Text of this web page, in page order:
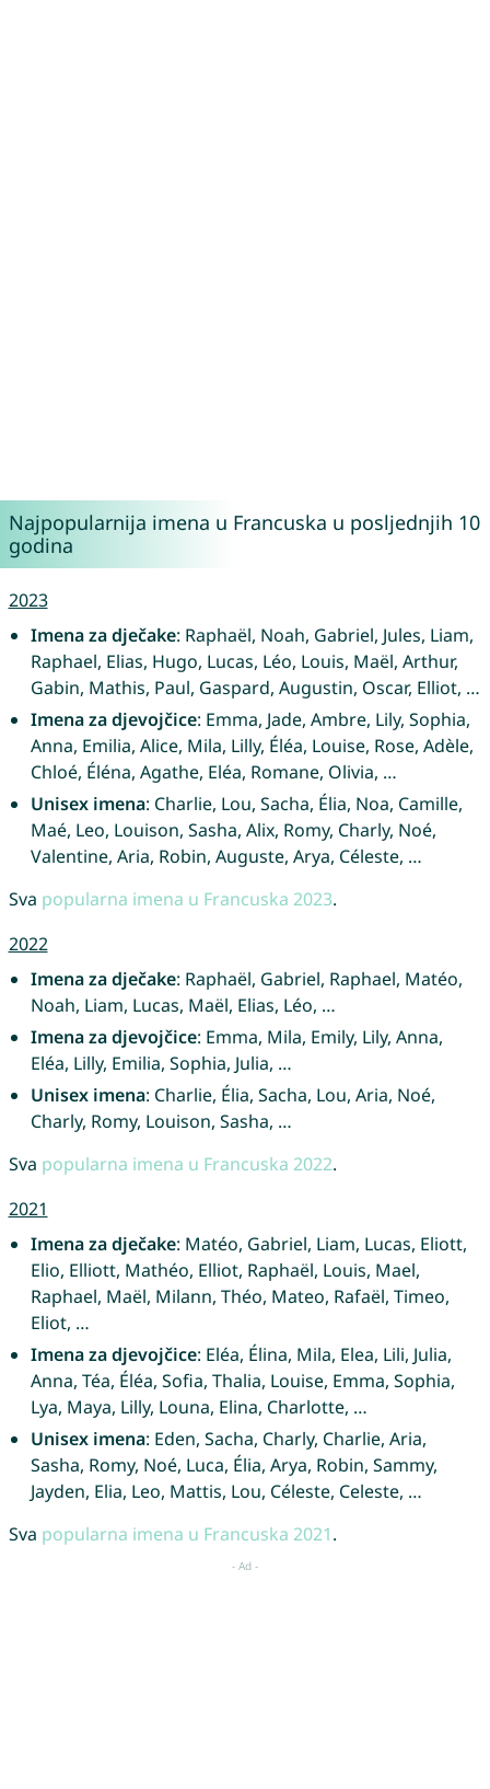
Najpopularnija imena u Francuska u posljednjih 10
godina
2023
Imena za dječake: Raphaël, Noah, Gabriel, Jules, Liam,
Raphael, Elias, Hugo, Lucas, Léo, Louis, Maël, Arthur,
Gabin, Mathis, Paul, Gaspard, Augustin, Oscar, Elliot, …
Imena za djevojčice: Emma, Jade, Ambre, Lily, Sophia,
Anna, Emilia, Alice, Mila, Lilly, Éléa, Louise, Rose, Adèle,
Chloé, Éléna, Agathe, Eléa, Romane, Olivia, …
Unisex imena: Charlie, Lou, Sacha, Élia, Noa, Camille,
Maé, Leo, Louison, Sasha, Alix, Romy, Charly, Noé,
Valentine, Aria, Robin, Auguste, Arya, Céleste, …
Sva popularna imena u Francuska 2023.
2022
Imena za dječake: Raphaël, Gabriel, Raphael, Matéo,
Noah, Liam, Lucas, Maël, Elias, Léo, …
Imena za djevojčice: Emma, Mila, Emily, Lily, Anna,
Eléa, Lilly, Emilia, Sophia, Julia, …
Unisex imena: Charlie, Élia, Sacha, Lou, Aria, Noé,
Charly, Romy, Louison, Sasha, …
Sva popularna imena u Francuska 2022.
2021
Imena za dječake: Matéo, Gabriel, Liam, Lucas, Eliott,
Elio, Elliott, Mathéo, Elliot, Raphaël, Louis, Mael,
Raphael, Maël, Milann, Théo, Mateo, Rafaël, Timeo,
Eliot, …
Imena za djevojčice: Eléa, Élina, Mila, Elea, Lili, Julia,
Anna, Téa, Éléa, Sofia, Thalia, Louise, Emma, Sophia,
Lya, Maya, Lilly, Louna, Elina, Charlotte, …
Unisex imena: Eden, Sacha, Charly, Charlie, Aria,
Sasha, Romy, Noé, Luca, Élia, Arya, Robin, Sammy,
Jayden, Elia, Leo, Mattis, Lou, Céleste, Celeste, …
Sva popularna imena u Francuska 2021.